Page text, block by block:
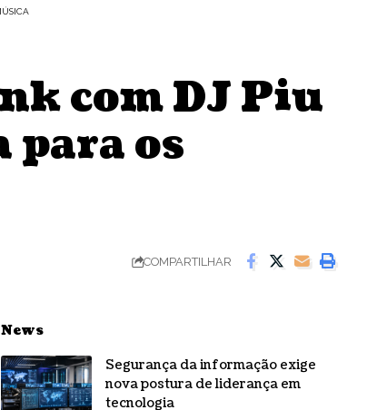
com DJ Piu
para os
COMPARTILHAR
News
Segurança da informação exige
nova postura de liderança em
tecnologia